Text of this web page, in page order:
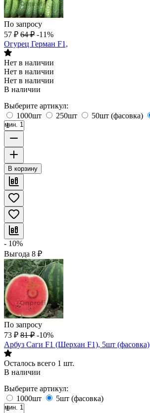
По запросу
57 ₽ 64 ₽ -11%
Огурец Герман F1,
Нет в наличии
Нет в наличии
Нет в наличии
В наличии
Выберите артикул:
1000шт
250шт 50шт (фасовка)
мин. 1
В корзину
- 10%
Выгода 8 ₽
По запросу
73 ₽ 81 ₽ -10%
Арбуз Саги F1 (Шерхан F1), 5шт (фасовка)
Осталось всего 1 шт.
В наличии
Выберите артикул:
1000шт
5шт (фасовка)
мин. 1